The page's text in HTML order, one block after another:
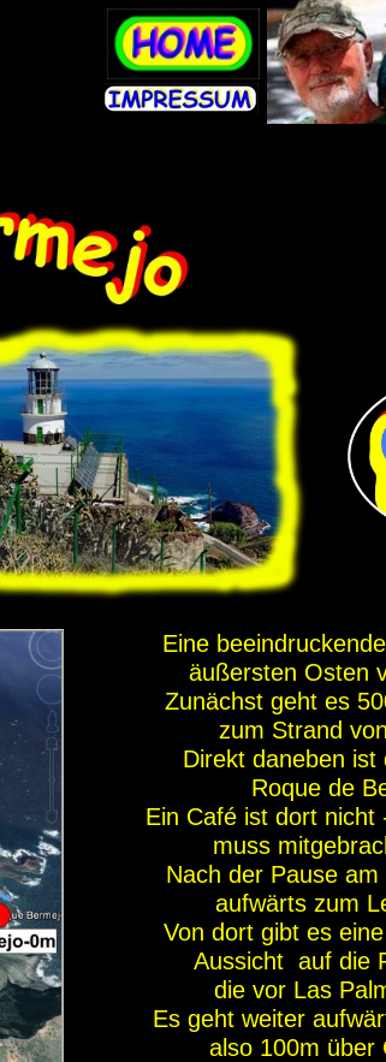
Eine
äußersten Osten
Zunächst geht es
zum Strand
Direkt daneben ist
Roque de
Ein Café ist dort nicht
muss
Nach der Pause
aufwärts zum
Von dort gibt es
Aussicht auf die
die vor Las
Es geht weiter
also 100m über